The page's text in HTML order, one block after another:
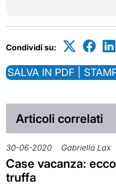
Condividi su:
SALVA IN PDF |
Articoli correlati
30-06-2020 Gabriella Lax
Case vacanza:
truffa